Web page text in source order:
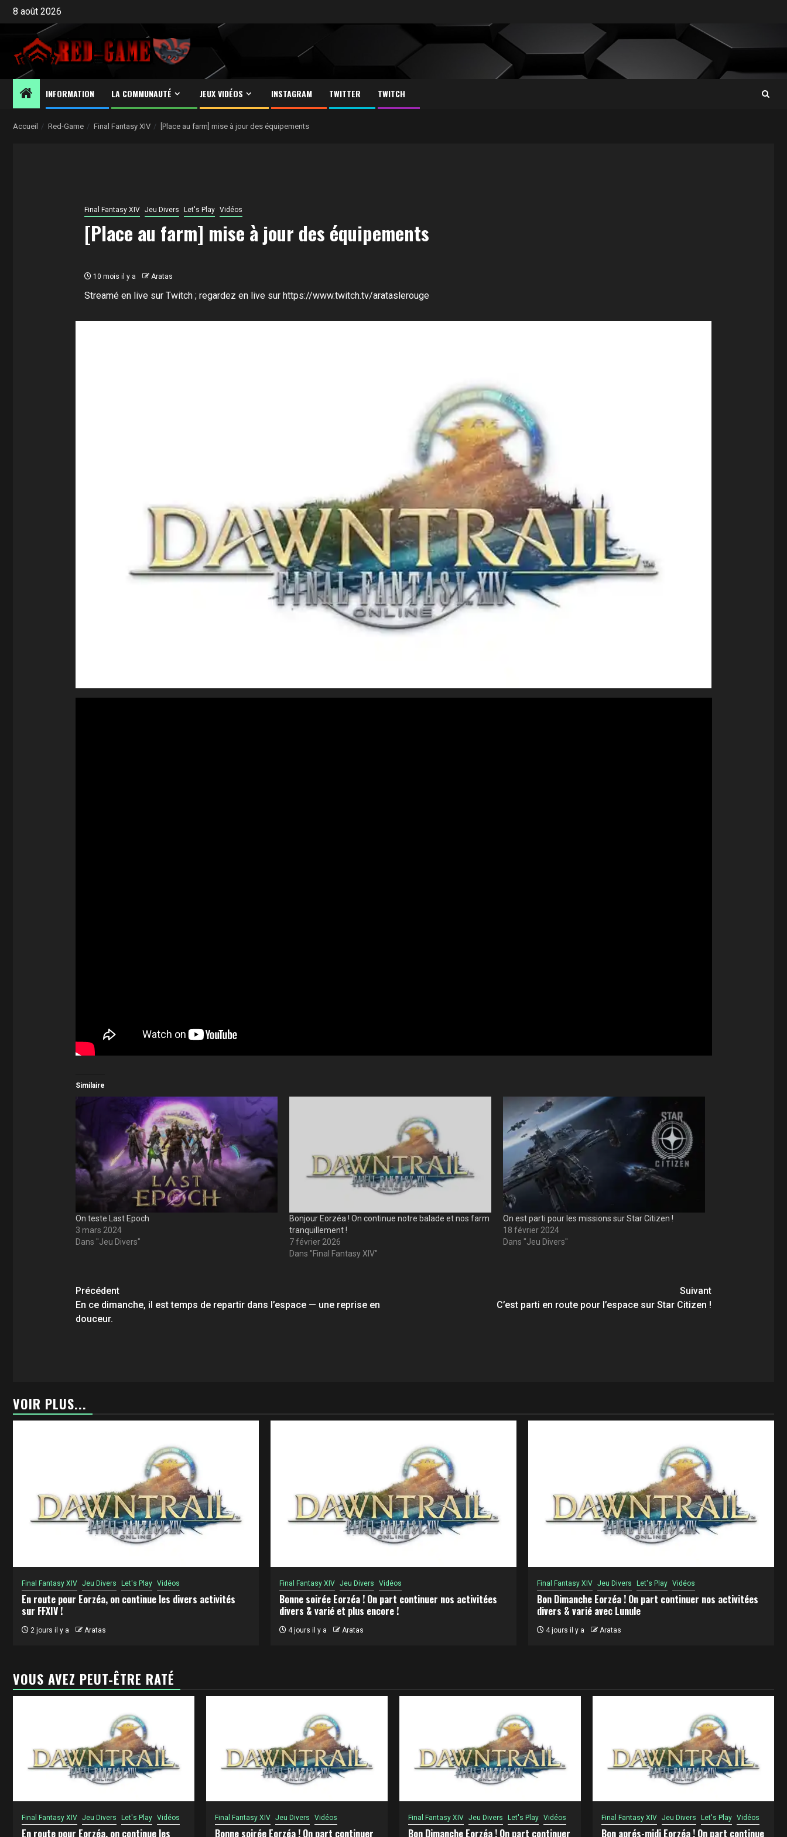
Aller8 août 2026
INFORMATION LA COMMUNAUTÉ JEUX VIDÉOS INSTAGRAM TWITTER TWITCH
Accueil Red-Game Final Fantasy XIV [Place au farm] mise à jour des équipements
Final Fantasy XIV Jeu Divers Let's Play Vidéos
[Place au farm] mise à jour des équipements
10 mois il y a Aratas
Streamé en live sur Twitch ; regardez en live sur https://www.twitch.tv/arataslerouge
Similaire
On teste Last Epoch
3 mars 2024
Dans "Jeu Divers"
Bonjour Eorzéa ! On continue notre balade et nos farm
tranquillement !
7 février 2026
Dans "Final Fantasy XIV"
On est parti pour les missions sur Star Citizen !
18 février 2024
Dans "Jeu Divers"
Navigation
d’article
Précédent
En ce dimanche, il est temps de repartir dans l’espace — une reprise en
douceur.
Suivant
C’est parti en route pour l’espace sur Star Citizen !
VOIR PLUS...
Final Fantasy XIV Jeu Divers Let's Play Vidéos
En route pour Eorzéa, on continue les divers activités
sur FFXIV !
2 jours il y a Aratas
Final Fantasy XIV Jeu Divers Vidéos
Bonne soirée Eorzéa ! On part continuer nos activitées
divers & varié et plus encore !
4 jours il y a Aratas
Final Fantasy XIV Jeu Divers Let's Play Vidéos
Bon Dimanche Eorzéa ! On part continuer nos activitées
divers & varié avec Lunule
4 jours il y a Aratas
VOUS AVEZ PEUT-ÊTRE RATÉ
Final Fantasy XIV Jeu Divers Let's Play Vidéos
En route pour Eorzéa, on continue les
Final Fantasy XIV Jeu Divers Vidéos
Bonne soirée Eorzéa ! On part continuer
Final Fantasy XIV Jeu Divers Let's Play Vidéos
Bon Dimanche Eorzéa ! On part continuer
Final Fantasy XIV Jeu Divers Let's Play Vidéos
Bon aprés-midi Eorzéa ! On part continue